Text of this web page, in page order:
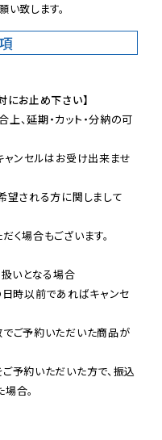
致します。
にお止め下さい】
、延期・カット・分納の可
ャンセルはお受け出来ませ
望される方に関しまして
く場合もございます。
いとなる場合
時以前であればキャンセ
ご予約いただいた商品が
予約いただいた方で、振込
合。